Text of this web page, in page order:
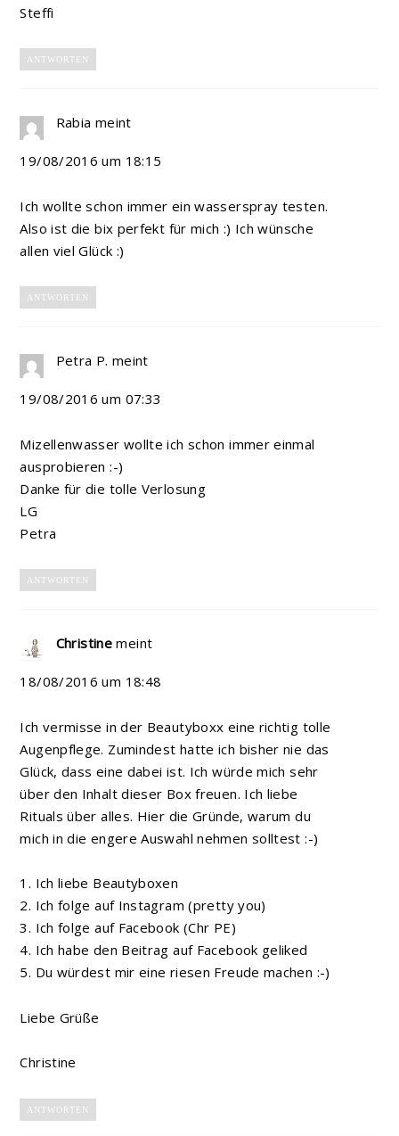
Steffi
ANTWORTEN
Rabia meint
19/08/2016 um 18:15
Ich wollte schon immer ein wasserspray testen.
Also ist die bix perfekt für mich :) Ich wünsche
allen viel Glück :)
ANTWORTEN
Petra P. meint
19/08/2016 um 07:33
Mizellenwasser wollte ich schon immer einmal
ausprobieren :-)
Danke für die tolle Verlosung
LG
Petra
ANTWORTEN
Christine meint
18/08/2016 um 18:48
Ich vermisse in der Beautyboxx eine richtig tolle
Augenpflege. Zumindest hatte ich bisher nie das
Glück, dass eine dabei ist. Ich würde mich sehr
über den Inhalt dieser Box freuen. Ich liebe
Rituals über alles. Hier die Gründe, warum du
mich in die engere Auswahl nehmen solltest :-)
1. Ich liebe Beautyboxen
2. Ich folge auf Instagram (pretty you)
3. Ich folge auf Facebook (Chr PE)
4. Ich habe den Beitrag auf Facebook geliked
5. Du würdest mir eine riesen Freude machen :-)
Liebe Grüße
Christine
ANTWORTEN